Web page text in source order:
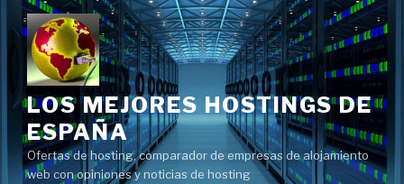
Saltar
contenido
LOS MEJORES HOSTINGS DE
ESPAÑA
Ofertas de hosting, comparador de empresas de alojamiento
web con opiniones y noticias de hosting